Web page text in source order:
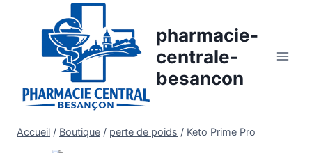
pharmacie-
centrale-
besancon
Accueil / Boutique / perte de poids / Keto Prime Pro